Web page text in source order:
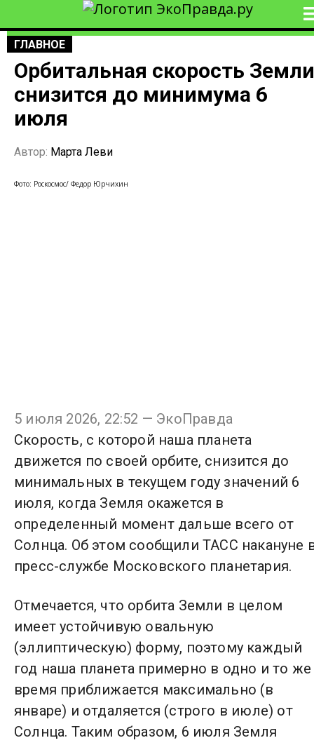
ГЛАВНОЕ
Орбитальная скорость Земли
снизится до минимума 6
июля
Автор: Марта Леви
Фото: Роскосмос/ Федор Юрчихин
5 июля 2026, 22:52 — ЭкоПравда
Скорость, с которой наша планета
движется по своей орбите, снизится до
минимальных в текущем году значений 6
июля, когда Земля окажется в
определенный момент дальше всего от
Солнца. Об этом сообщили ТАСС накануне
пресс-службе Московского планетария.
Отмечается, что орбита Земли в целом
имеет устойчивую овальную
(эллиптическую) форму, поэтому каждый
год наша планета примерно в одно и то же
время приближается максимально (в
январе) и отдаляется (строго в июле) от
Солнца. Таким образом, 6 июля Земля